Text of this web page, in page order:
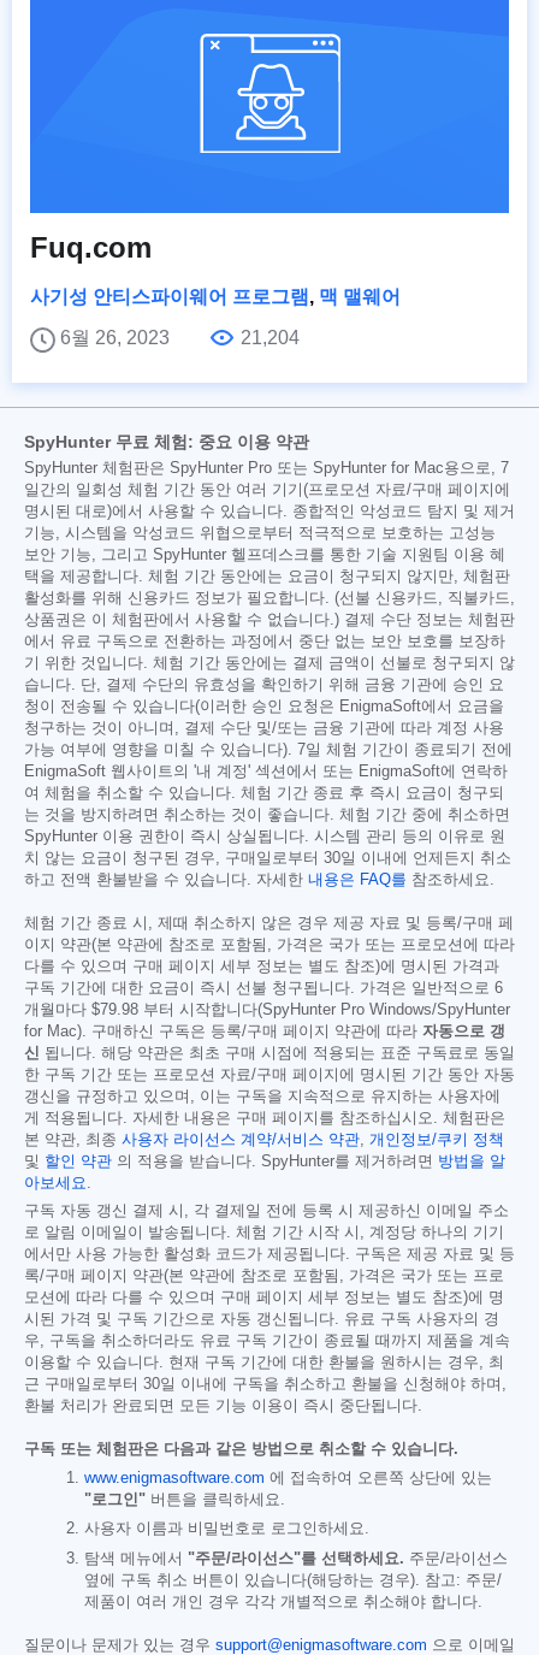
Fuq.com
사기성 안티스파이웨어 프로그램 , 맥 맬웨어
6월 26, 2023
21,204
SpyHunter 무료 체험: 중요 이용 약관
SpyHunter 체험판은 SpyHunter Pro 또는 SpyHunter for Mac용으로, 7
일간의 일회성 체험 기간 동안 여러 기기(프로모션 자료/구매 페이지에
명시된 대로)에서 사용할 수 있습니다. 종합적인 악성코드 탐지 및 제거
기능, 시스템을 악성코드 위협으로부터 적극적으로 보호하는 고성능
보안 기능, 그리고 SpyHunter 헬프데스크를 통한 기술 지원팀 이용 혜
택을 제공합니다. 체험 기간 동안에는 요금이 청구되지 않지만, 체험판
활성화를 위해 신용카드 정보가 필요합니다. (선불 신용카드, 직불카드,
상품권은 이 체험판에서 사용할 수 없습니다.) 결제 수단 정보는 체험판
에서 유료 구독으로 전환하는 과정에서 중단 없는 보안 보호를 보장하
기 위한 것입니다. 체험 기간 동안에는 결제 금액이 선불로 청구되지 않
습니다. 단, 결제 수단의 유효성을 확인하기 위해 금융 기관에 승인 요
청이 전송될 수 있습니다(이러한 승인 요청은 EnigmaSoft에서 요금을
청구하는 것이 아니며, 결제 수단 및/또는 금융 기관에 따라 계정 사용
가능 여부에 영향을 미칠 수 있습니다). 7일 체험 기간이 종료되기 전에
EnigmaSoft 웹사이트의 '내 계정' 섹션에서 또는 EnigmaSoft에 연락하
여 체험을 취소할 수 있습니다. 체험 기간 종료 후 즉시 요금이 청구되
는 것을 방지하려면 취소하는 것이 좋습니다. 체험 기간 중에 취소하면
SpyHunter 이용 권한이 즉시 상실됩니다. 시스템 관리 등의 이유로 원
치 않는 요금이 청구된 경우, 구매일로부터 30일 이내에 언제든지 취소
하고 전액 환불받을 수 있습니다. 자세한 내용은 FAQ를 참조하세요.
체험 기간 종료 시, 제때 취소하지 않은 경우 제공 자료 및 등록/구매 페
이지 약관(본 약관에 참조로 포함됨, 가격은 국가 또는 프로모션에 따라
다를 수 있으며 구매 페이지 세부 정보는 별도 참조)에 명시된 가격과
구독 기간에 대한 요금이 즉시 선불 청구됩니다. 가격은 일반적으로 6
개월마다 $79.98 부터 시작합니다(SpyHunter Pro Windows/SpyHunter
for Mac). 구매하신 구독은 등록/구매 페이지 약관에 따라 자동으로 갱
신 됩니다. 해당 약관은 최초 구매 시점에 적용되는 표준 구독료로 동일
한 구독 기간 또는 프로모션 자료/구매 페이지에 명시된 기간 동안 자동
갱신을 규정하고 있으며, 이는 구독을 지속적으로 유지하는 사용자에
게 적용됩니다. 자세한 내용은 구매 페이지를 참조하십시오. 체험판은
본 약관, 최종 사용자 라이선스 계약/서비스 약관, 개인정보/쿠키 정책
및 할인 약관 의 적용을 받습니다. SpyHunter를 제거하려면 방법을 알
아보세요.
구독 자동 갱신 결제 시, 각 결제일 전에 등록 시 제공하신 이메일 주소
로 알림 이메일이 발송됩니다. 체험 기간 시작 시, 계정당 하나의 기기
에서만 사용 가능한 활성화 코드가 제공됩니다. 구독은 제공 자료 및 등
록/구매 페이지 약관(본 약관에 참조로 포함됨, 가격은 국가 또는 프로
모션에 따라 다를 수 있으며 구매 페이지 세부 정보는 별도 참조)에 명
시된 가격 및 구독 기간으로 자동 갱신됩니다. 유료 구독 사용자의 경
우, 구독을 취소하더라도 유료 구독 기간이 종료될 때까지 제품을 계속
이용할 수 있습니다. 현재 구독 기간에 대한 환불을 원하시는 경우, 최
근 구매일로부터 30일 이내에 구독을 취소하고 환불을 신청해야 하며,
환불 처리가 완료되면 모든 기능 이용이 즉시 중단됩니다.
구독 또는 체험판은 다음과 같은 방법으로 취소할 수 있습니다.
www.enigmasoftware.com 에 접속하여 오른쪽 상단에 있는
"로그인" 버튼을 클릭하세요.
사용자 이름과 비밀번호로 로그인하세요.
탐색 메뉴에서 "주문/라이선스"를 선택하세요. 주문/라이선스
옆에 구독 취소 버튼이 있습니다(해당하는 경우). 참고: 주문/
제품이 여러 개인 경우 각각 개별적으로 취소해야 합니다.
질문이나 문제가 있는 경우 support@enigmasoftware.com 으로 이메일